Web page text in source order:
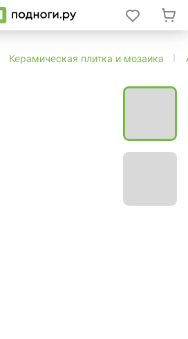
Керамическая плитка и мозаика